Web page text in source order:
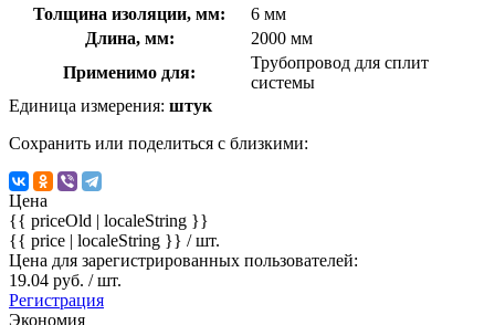
Толщина изоляции, мм:
6 мм
Длина, мм:
2000 мм
Применимо для:
Трубопровод для сплит
системы
Единица измерения: штук
Сохранить или поделиться с близкими:
Цена
{{ priceOld | localeString }}
{{ price | localeString }} / шт.
Цена для зарегистрированных пользователей:
19.04 руб. / шт.
Регистрация
Экономия